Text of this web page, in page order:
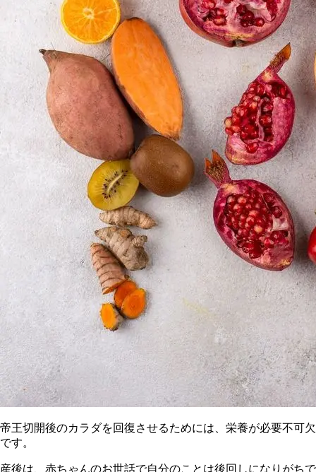
帝王切開後のカラダを回復させるためには、栄養が必要不可欠
です。
産後は、赤ちゃんのお世話で自分のことは後回しになりがちで